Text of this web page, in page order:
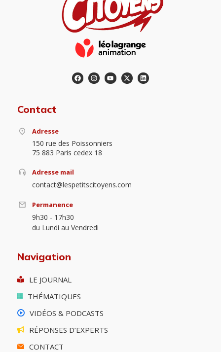
Contact
Adresse
150 rue des Poissonniers
75 883 Paris cedex 18
Adresse mail
contact@lespetitscitoyens.com
Permanence
9h30 - 17h30
du Lundi au Vendredi
Navigation
LE JOURNAL
THÉMATIQUES
VIDÉOS & PODCASTS
RÉPONSES D’EXPERTS
CONTACT